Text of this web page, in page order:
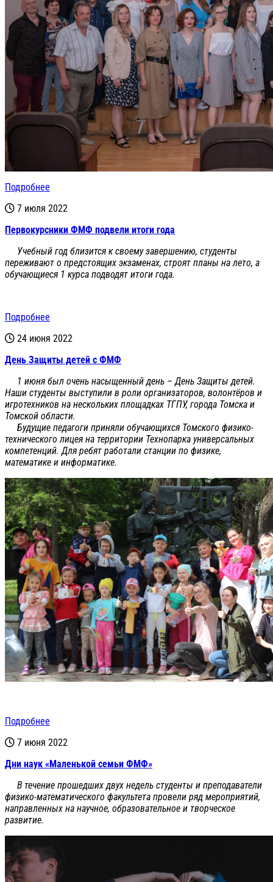
Подробнее
7 июля 2022
Первокурсники ФМФ подвели итоги года
Учебный год близится к своему завершению, студенты
переживают о предстоящих экзаменах, строят планы на лето, а
обучающиеся 1 курса подводят итоги года.
Подробнее
24 июня 2022
День Защиты детей с ФМФ
1 июня был очень насыщенный день – День Защиты детей.
Наши студенты выступили в роли организаторов, волонтёров и
игротехников на нескольких площадках ТГПУ, города Томска и
Томской области.
Будущие педагоги приняли обучающихся Томского физико-
технического лицея на территории Технопарка универсальных
компетенций. Для ребят работали станции по физике,
математике и информатике.
Подробнее
7 июня 2022
Дни наук «Маленькой семьи ФМФ»
В течение прошедших двух недель студенты и преподаватели
физико-математического факультета провели ряд мероприятий,
направленных на научное, образовательное и творческое
развитие.